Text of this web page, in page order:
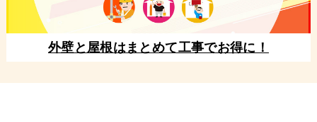
外壁と屋根はまとめて工事でお得に！